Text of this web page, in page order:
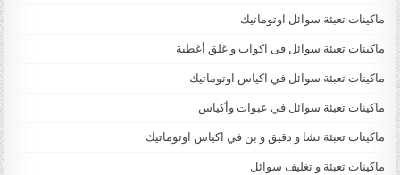
ماكينات تعبئة سوائل اوتوماتيك
ماكينات تعبئة سوائل فى اكواب و غلق أغطية
ماكينات تعبئة سوائل في اكياس اوتوماتيك
ماكينات تعبئة سوائل في عبوات وأكياس
ماكينات تعبئة نشا و دقيق و بن في اكياس اوتوماتيك
ماكينات تعبئة و تغليف سوائل